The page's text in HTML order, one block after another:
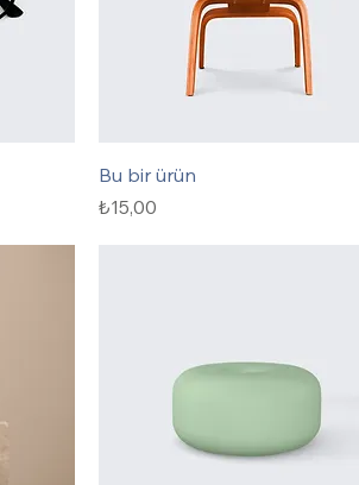
Bu bir ürün
Fiyat
₺15,00